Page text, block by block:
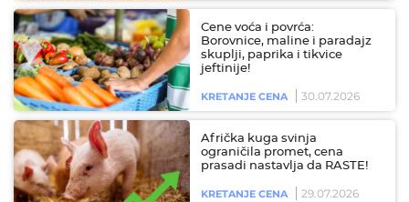
Cene voća i povrća:
Borovnice, maline i paradajz
skuplji, paprika i tikvice
jeftinije!
KRETANJE CENA 30.07.2026
Afrička kuga svinja
ograničila promet, cena
prasadi nastavlja da RASTE!
KRETANJE CENA 29.07.2026